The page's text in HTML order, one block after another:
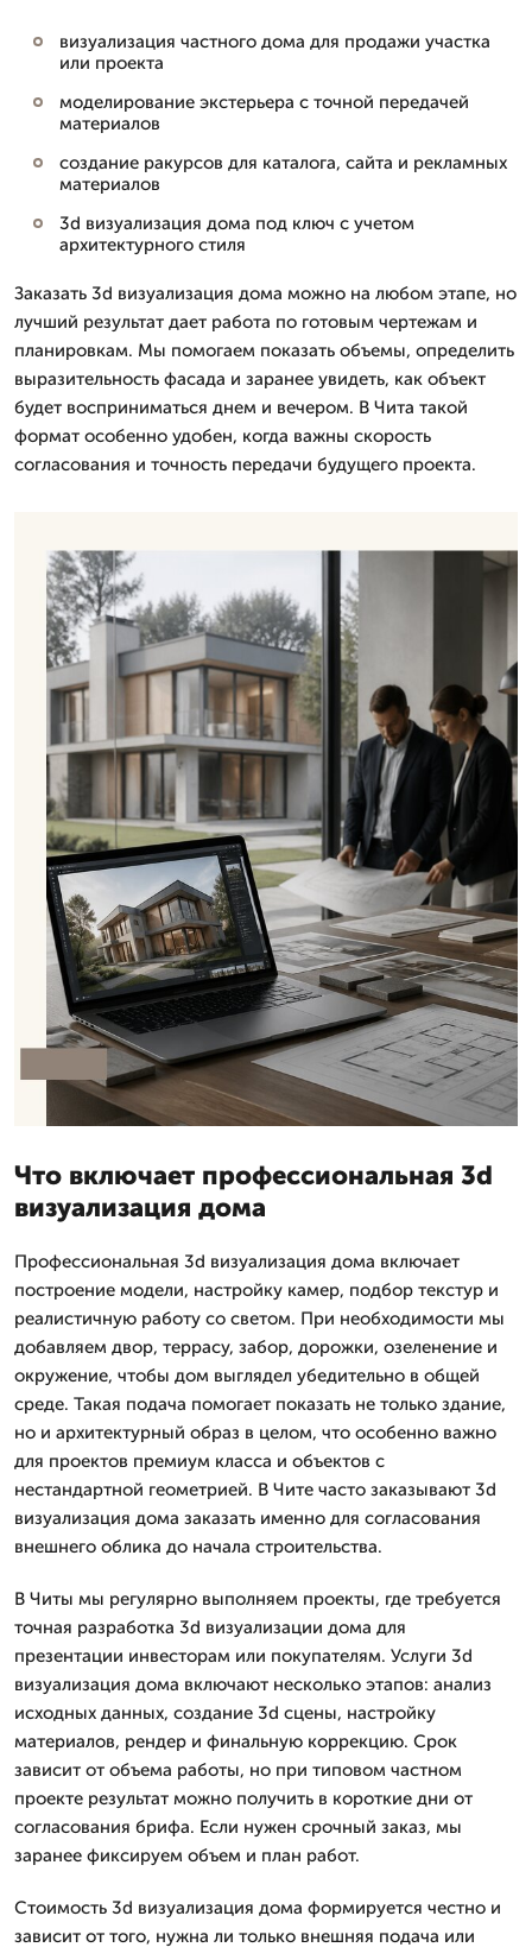
визуализация частного дома для продажи участка
или проекта
моделирование экстерьера с точной передачей
материалов
создание ракурсов для каталога, сайта и рекламных
материалов
3d визуализация дома под ключ с учетом
архитектурного стиля
Заказать 3d визуализация дома можно на любом этапе, но
лучший результат дает работа по готовым чертежам и
планировкам. Мы помогаем показать объемы, определить
выразительность фасада и заранее увидеть, как объект
будет восприниматься днем и вечером. В Чита такой
формат особенно удобен, когда важны скорость
согласования и точность передачи будущего проекта.
Что включает профессиональная 3d
визуализация дома
Профессиональная 3d визуализация дома включает
построение модели, настройку камер, подбор текстур и
реалистичную работу со светом. При необходимости мы
добавляем двор, террасу, забор, дорожки, озеленение и
окружение, чтобы дом выглядел убедительно в общей
среде. Такая подача помогает показать не только здание,
но и архитектурный образ в целом, что особенно важно
для проектов премиум класса и объектов с
нестандартной геометрией. В Чите часто заказывают 3d
визуализация дома заказать именно для согласования
внешнего облика до начала строительства.
В Читы мы регулярно выполняем проекты, где требуется
точная разработка 3d визуализации дома для
презентации инвесторам или покупателям. Услуги 3d
визуализация дома включают несколько этапов: анализ
исходных данных, создание 3d сцены, настройку
материалов, рендер и финальную коррекцию. Срок
зависит от объема работы, но при типовом частном
проекте результат можно получить в короткие дни от
согласования брифа. Если нужен срочный заказ, мы
заранее фиксируем объем и план работ.
Стоимость 3d визуализация дома формируется честно и
зависит от того, нужна ли только внешняя подача или